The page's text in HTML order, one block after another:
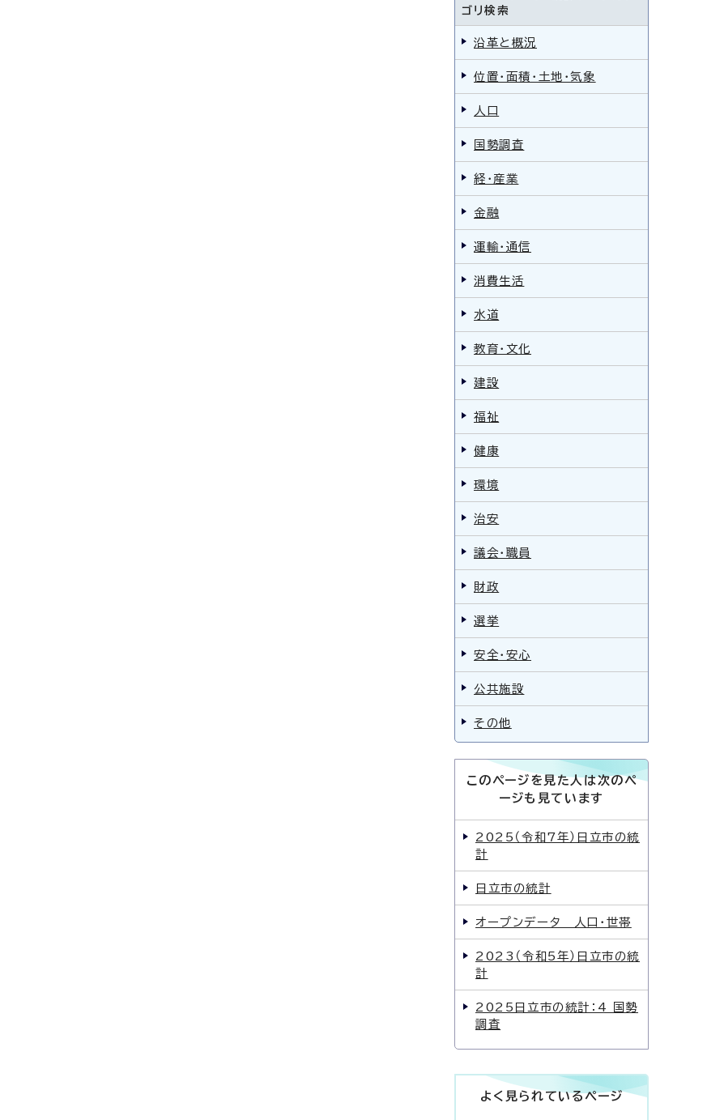
ゴリ検索
沿革と概況
位置・面積・土地・気象
人口
国勢調査
経・産業
金融
運輸・通信
消費生活
水道
教育・文化
建設
福祉
健康
環境
治安
議会・職員
財政
選挙
安全・安心
公共施設
その他
このページを見た人は次のペ
ージも見ています
2025（令和7年）日立市の統
計
日立市の統計
オープンデータ 人口・世帯
2023（令和5年）日立市の統
計
2025日立市の統計：4 国勢
調査
よく見られているページ